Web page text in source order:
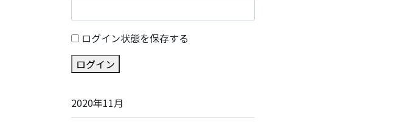
ログイン状態を保存する
ログイン
2020年11月